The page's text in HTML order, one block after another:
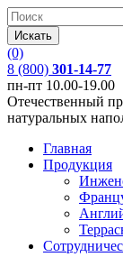
(0)
8 (800) 301-14-77
пн-пт 10.00-19.00
Отечественный
натуральных
Главная
Продукция